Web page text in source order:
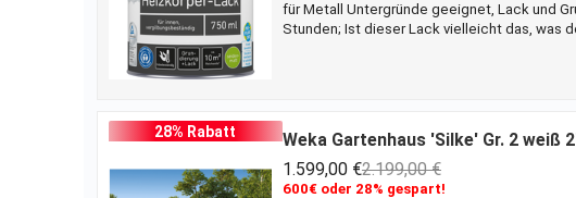
für Metall Untergründe geeignet, Lack und
Stunden; Ist dieser Lack vielleicht das, was
behandeln. Um ein gutes Ergebnis zu
28% Rabatt
Weka Gartenhaus 'Silke' Gr. 2 weiß
1.599,00 €2.199,00 €
600€ oder 28% gespart!